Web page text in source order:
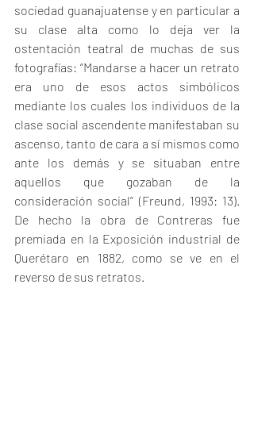
sociedad guanajuatense y en particular a
su clase alta como lo deja ver la
ostentación teatral de muchas de sus
fotografías: “Mandarse a hacer un retrato
era uno de esos actos simbólicos
mediante los cuales los individuos de la
clase social ascendente manifestaban su
ascenso, tanto de cara a sí mismos como
ante los demás y se situaban entre
aquellos que gozaban de la
consideración social” (Freund, 1993: 13).
De hecho la obra de Contreras fue
premiada en la Exposición industrial de
Querétaro en 1882, como se ve en el
reverso de sus retratos.